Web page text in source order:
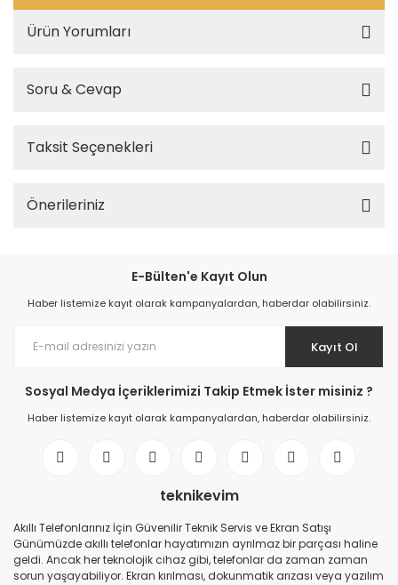
Ürün Yorumları
Soru & Cevap
Taksit Seçenekleri
Önerileriniz
E-Bülten'e Kayıt Olun
Haber listemize kayıt olarak kampanyalardan, haberdar olabilirsiniz.
Kayıt Ol
Sosyal Medya İçeriklerimizi Takip Etmek İster misiniz ?
Haber listemize kayıt olarak kampanyalardan, haberdar olabilirsiniz.
teknikevim
Akıllı Telefonlarınız İçin Güvenilir Teknik Servis ve Ekran Satışı
Günümüzde akıllı telefonlar hayatımızın ayrılmaz bir parçası haline
geldi. Ancak her teknolojik cihaz gibi, telefonlar da zaman zaman
sorun yaşayabiliyor. Ekran kırılması, dokunmatik arızası veya yazılım